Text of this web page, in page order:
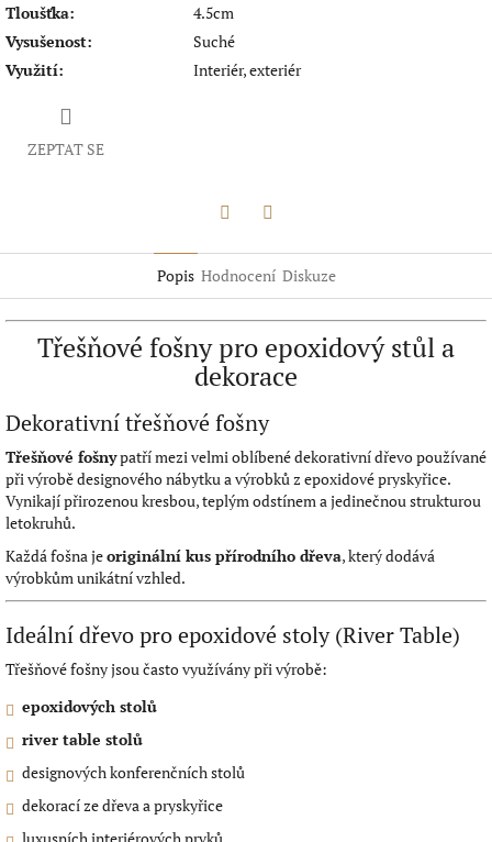
Tloušťka:
4.5cm
Vysušenost:
Suché
Využití: Interiér, exteriér
ZEPTAT SE
Popis Hodnocení Diskuze
Třešňové fošny pro epoxidový stůl a
dekorace
Dekorativní třešňové fošny
Třešňové fošnypatří mezi velmi oblíbené dekorativní dřevo používané
při výrobě designového nábytku a výrobků z epoxidové pryskyřice.
Vynikají přirozenou kresbou, teplým odstínem a jedinečnou strukturou
letokruhů.
Každá fošna jeoriginální kus přírodního dřeva, který dodává
výrobkům unikátní vzhled.
Ideální dřevo pro epoxidové stoly (River Table)
Třešňové fošny jsou často využívány při výrobě:
epoxidových stolů
river table stolů
designových konferenčních stolů
dekorací ze dřeva a pryskyřice
luxusních interiérových prvků